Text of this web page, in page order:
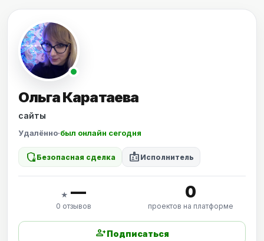
Ольга Каратаева
сайты
Удалённо·был онлайн сегодня
shield_locked Безопасная сделка badge Исполнитель
★ —
0 отзывов
0
проектов на платформе
person_addПодписаться